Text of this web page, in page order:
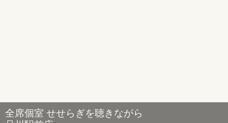
全席個室 せせらぎを聴きながら